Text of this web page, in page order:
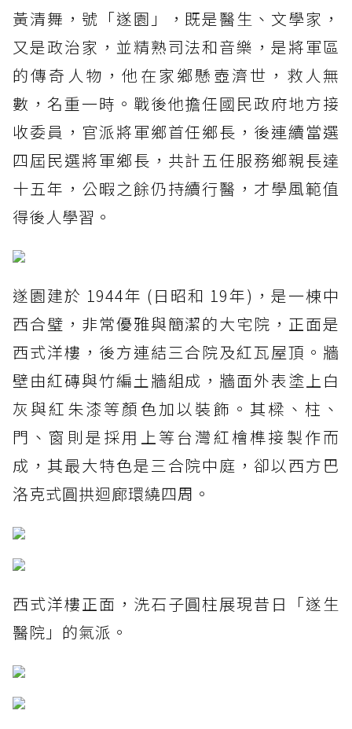
黃清舞，號「遂園」，既是醫生、文學家，
又是政治家，並精熟司法和音樂，是將軍區
的傳奇人物，他在家鄉懸壺濟世，救人無
數，名重一時。戰後他擔任國民政府地方接
收委員，官派將軍鄉首任鄉長，後連續當選
四屆民選將軍鄉長，共計五任服務鄉親長達
十五年，公暇之餘仍持續行醫，才學風範值
得後人學習。
遂園建於 1944年 (日昭和 19年)，是一棟中
西合璧，非常優雅與簡潔的大宅院，正面是
西式洋樓，後方連結三合院及紅瓦屋頂。牆
壁由紅磚與竹編土牆組成，牆面外表塗上白
灰與紅朱漆等顏色加以裝飾。其樑、柱、
門、窗則是採用上等台灣紅檜榫接製作而
成，其最大特色是三合院中庭，卻以西方巴
洛克式圓拱迴廊環繞四周。
西式洋樓正面，洗石子圓柱展現昔日「遂生
醫院」的氣派。